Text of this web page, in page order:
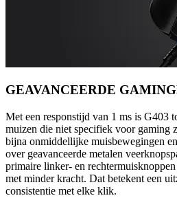
GEAVANCEERDE
Met een responstijd van 1 ms is G403
muizen die niet specifiek voor gaming
bijna onmiddellijke muisbewegingen
over geavanceerde metalen
primaire linker- en
met minder kracht. Dat betekent een
consistentie met elke klik.